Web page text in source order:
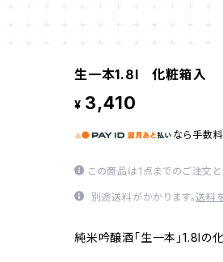
生一本1.8l 化粧箱入
¥ 3,410
なら 手数
この商品は1点までのご注文と
別途送料がかかります。送料
純米吟醸酒「生一本」1.8lの